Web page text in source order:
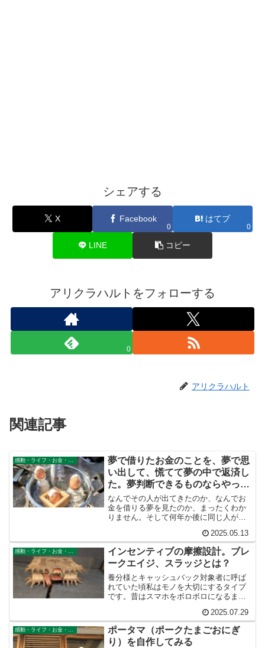
シェアする
X Facebook
0
はてブ
0
LINE コピー
アリクラハルトをフォローする
0
アリクラハルト
関連記事
夢で借りたお金のことを、夢で思
い出して、慌てて夢の中で返済し
た。夢判断できるものならやって
みろ！
なんでその人が出てきたのか、なんでお
金を借りる夢を見たのか、まったくわか
りません。そして何年か後に同じ人が出
いい気分になった理由がまったくわから
ないのでした。夢判断って本当か！？
2025.05.13
インセンティブの摩擦設計。ブレ
ークエイジ、スラッジとは？
養分様とキャッシュバック対象者に呼ば
れていた頃私はモノを大切にするタイプ
です。昔はスマホをボロボロになるまで
と使い続けていました。POORISM。プ
アイズム。貧乏主義者（ビンボー主義）
気の利いた人たちが、...
2025.07.29
感動・ライフ・お金・仕事
ポータマ（ポークたまごおにぎ
り）を自作してみる